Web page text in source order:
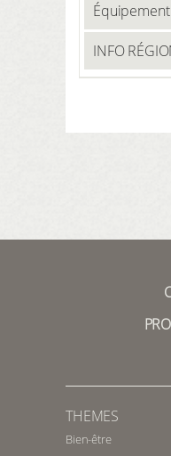
Équipement
INFO
THEMES
Bien-être